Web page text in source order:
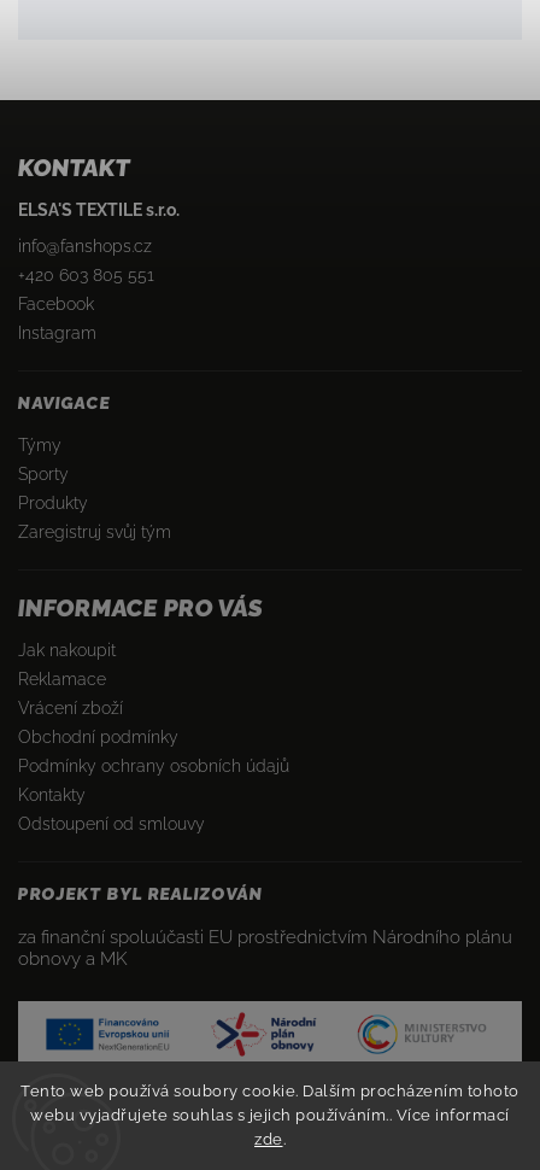
Tento web používá soubory cookie. Dalším procházením tohoto
webu vyjadřujete souhlas s jejich používáním.. Více informací
zde.
KONTAKT
ELSA'S TEXTILE s.r.o.
info@fanshops.cz
+420 603 805 551
Facebook
Instagram
NAVIGACE
Týmy
Sporty
Produkty
Zaregistruj svůj tým
INFORMACE PRO VÁS
Jak nakoupit
Reklamace
Vrácení zboží
Obchodní podmínky
Podmínky ochrany osobních údajů
Kontakty
Odstoupení od smlouvy
PROJEKT BYL REALIZOVÁN
za finanční spoluúčasti EU prostřednictvím Národního plánu
obnovy a MK